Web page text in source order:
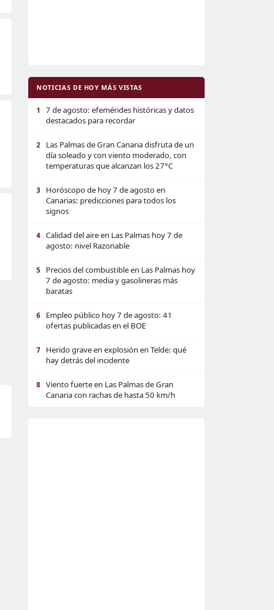
NOTICIAS DE HOY MÁS VISTAS
1
7 de agosto: efemérides históricas y datos
destacados para recordar
2
Las Palmas de Gran Canaria disfruta de un
día soleado y con viento moderado, con
temperaturas que alcanzan los 27°C
3
Horóscopo de hoy 7 de agosto en
Canarias: predicciones para todos los
signos
4
Calidad del aire en Las Palmas hoy 7 de
agosto: nivel Razonable
5
Precios del combustible en Las Palmas hoy
7 de agosto: media y gasolineras más
baratas
6
Empleo público hoy 7 de agosto: 41
ofertas publicadas en el BOE
7
Herido grave en explosión en Telde: qué
hay detrás del incidente
8
Viento fuerte en Las Palmas de Gran
Canaria con rachas de hasta 50 km/h